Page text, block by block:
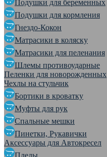
Подушки для беременных
Подушки для кормления
Гнездо-Кокон
Матрасики в коляску
Матрасики для пеленания
Шлемы противоударные
Пеленки для новорожденных
Чехлы на стульчик
Бортики в кроватку
Муфты для рук
Спальные мешки
Пинетки, Рукавички
Аксессуары для Автокресел
Пледы